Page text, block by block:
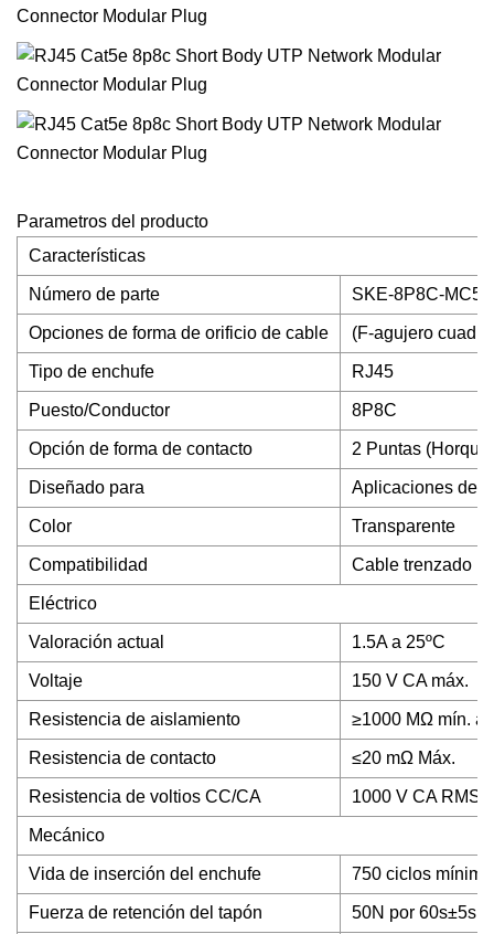
Parametros del producto
Características
Número de parte SKE-8P8C-MC5-
Opciones de forma de orificio de cable (F-agujero
Tipo de enchufe RJ45
Puesto/Conductor 8P8C
Opción de forma de contacto 2 Puntas
Diseñado para Aplicaciones de
Color Transparente
Compatibilidad Cable trenzado
Eléctrico
Valoración actual 1.5A a 25ºC
Voltaje 150 V CA máx.
Resistencia de aislamiento ≥1000 MΩ mín. a
Resistencia de contacto ≤20 mΩ Máx.
Resistencia de voltios CC/CA 1000 V CA RMS
Mecánico
Vida de inserción del enchufe 750 ciclos mínimo
Fuerza de retención del tapón 50N por 60s±5s